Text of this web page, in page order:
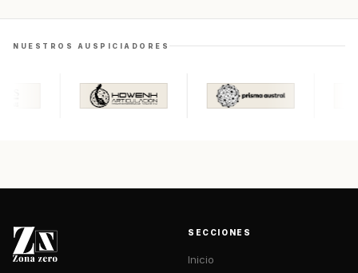
NUESTROS AUSPICIADORES
SECCIONES
Inicio